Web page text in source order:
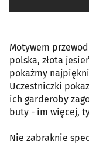
Motywem
polska, złota
pokażmy
Uczestniczki
ich garderoby
buty - im więcej,
Nie zabraknie